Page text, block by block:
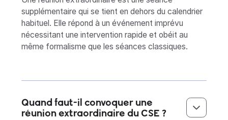
supplémentaire qui se tient en dehors du calendrier
habituel. Elle répond à un événement imprévu
nécessitant une intervention rapide et obéit au
même formalisme que les séances classiques.
Quand faut-il convoquer une
réunion extraordinaire du CSE ?